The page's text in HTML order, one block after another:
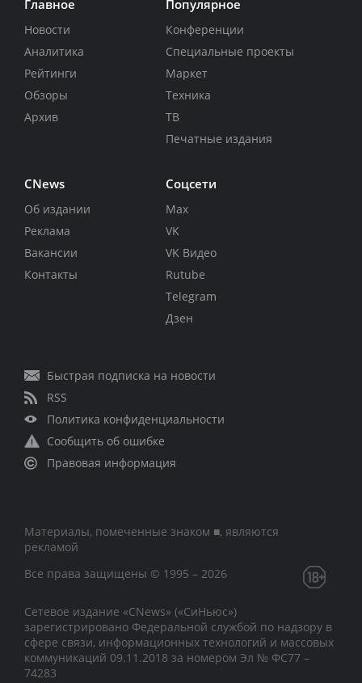
Главное
Новости
Аналитика
Рейтинги
Обзоры
Архив
Популярное
Конференции
Специальные проекты
Маркет
Техника
ТВ
Печатные издания
CNews
Об издании
Реклама
Вакансии
Контакты
Соцсети
Max
VK
VK Видео
Rutube
Telegram
Дзен
Быстрая подписка на новости
RSS
Политика конфиденциальности
Сообщить об ошибке
Правовая информация
Материалы, помеченные знаком ■, являются
рекламой
Все права защищены © 1995 – 2026
Сетевое издание «CNews» («СиНьюс»)
зарегистрировано Федеральной службой по надзору в
сфере связи, информационных технологий и массовых
коммуникаций 09.11.2018 за номером Эл № ФС77 –
74283